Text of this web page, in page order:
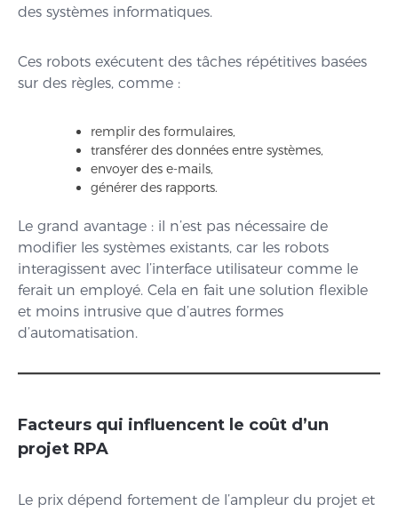
des systèmes informatiques.
Ces robots exécutent des tâches répétitives basées
sur des règles, comme :
remplir des formulaires,
transférer des données entre systèmes,
envoyer des e-mails,
générer des rapports.
Le grand avantage : il n’est pas nécessaire de
modifier les systèmes existants, car les robots
interagissent avec l’interface utilisateur comme le
ferait un employé. Cela en fait une solution flexible
et moins intrusive que d’autres formes
d’automatisation.
Facteurs qui influencent le coût d’un
projet RPA
Le prix dépend fortement de l’ampleur du projet et